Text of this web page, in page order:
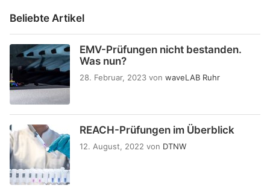
Beliebte Artikel
EMV-Prüfungen nicht bestanden.
Was nun?
28. Februar, 2023 von waveLAB Ruhr
REACH-Prüfungen im Überblick
12. August, 2022 von DTNW